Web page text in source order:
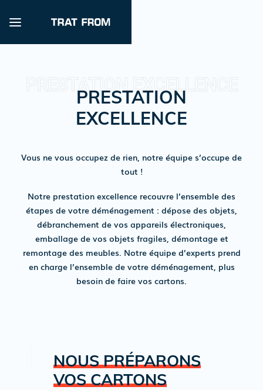
PRESTATION
EXCELLENCE
Vous ne vous occupez de rien, notre équipe s’occupe de
tout !
Notre prestation excellence recouvre l’ensemble des
étapes de votre déménagement : dépose des objets,
débranchement de vos appareils électroniques,
emballage de vos objets fragiles, démontage et
remontage des meubles. Notre équipe d’experts prend
en charge l’ensemble de votre déménagement, plus
besoin de faire vos cartons.
NOUS PRÉPARONS
VOS CARTONS